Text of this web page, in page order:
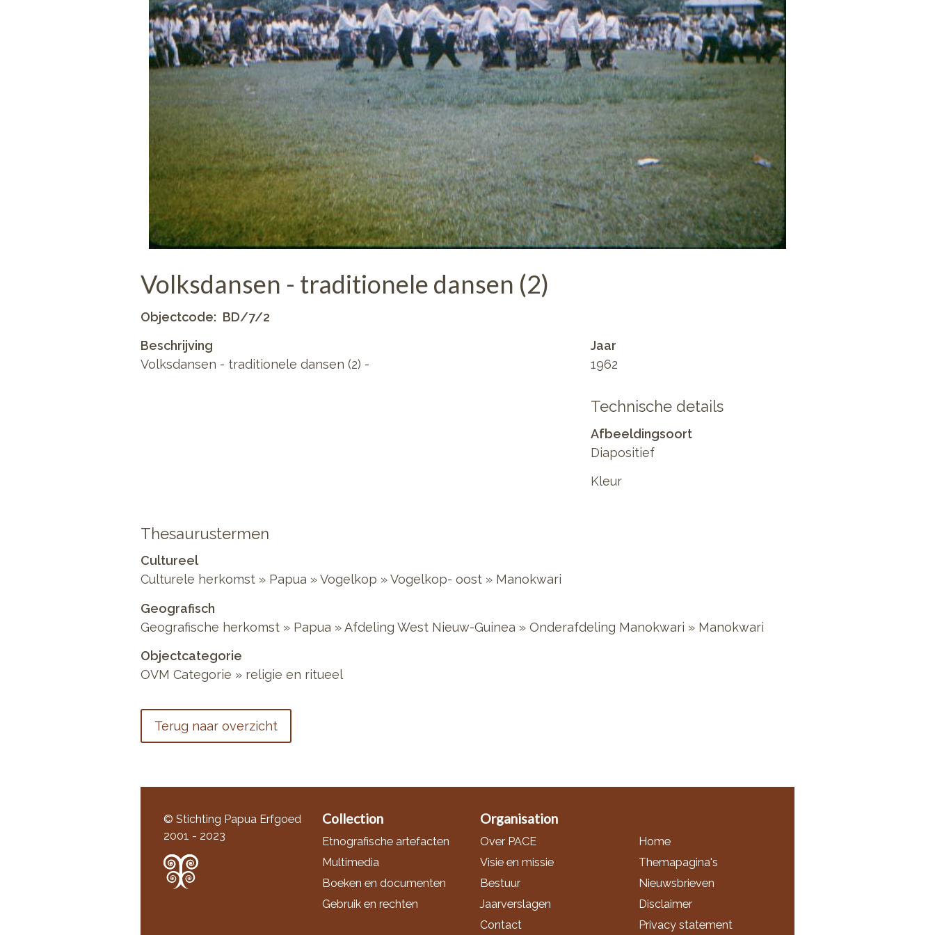
Volksdansen - traditionele dansen (2)
Objectcode
BD/7/2
Beschrijving
Volksdansen - traditionele dansen (2) -
Jaar
1962
Technische details
Afbeeldingsoort
Diapositief
Kleur
Thesaurustermen
Cultureel
Culturele herkomst » Papua » Vogelkop » Vogelkop- oost » Manokwari
Geografisch
Geografische herkomst » Papua » Afdeling West Nieuw-Guinea » Onderafdeling Manokwari » Manokwari
Objectcategorie
OVM Categorie » religie en ritueel
Terug naar overzicht
© Stichting Papua Erfgoed
2001 - 2023
Collection
Etnografische artefacten
Multimedia
Boeken en documenten
Gebruik en rechten
Organisation
Over PACE
Visie en missie
Bestuur
Jaarverslagen
Contact
Home
Themapagina's
Nieuwsbrieven
Disclaimer
Privacy statement